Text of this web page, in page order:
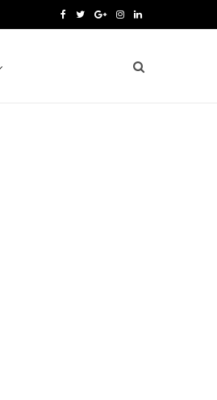
T G I L
n